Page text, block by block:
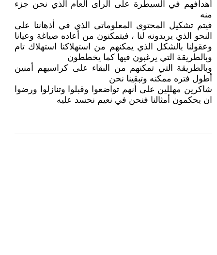
أهدافهم في السيطرة على الراى العام الذي نحن جزء
منه
فيتم تشكيل المحتوى المعلوماتى الذي في أذهاننا على
النحو الذي يريدونه لنا ، فيتمكنون من أعاده صياغة وعيانا
وعقولنا بالشكل الذي يمكنهم من استهلاكنا استهلاك تام
وبالطريقة التي يرغبون فيها كما يخططون
وبالطريقة التي تمكنهم من البقاء على كراسيهم أمنين
أطول فتره ممكنه وتبقينا نحن
شاكرين مهللين على أنهم تواضعوا وقبلوا وتنازلوا ورضوا
ان يحكمون أمثالنا فنحن في نعيم نحسد عليه